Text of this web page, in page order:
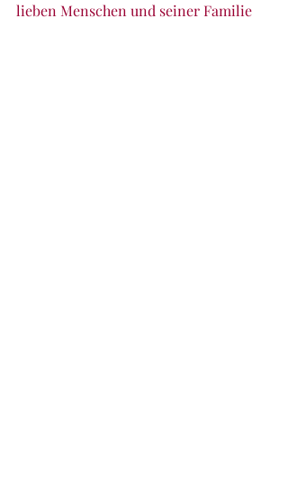
lieben Menschen und seiner Familie